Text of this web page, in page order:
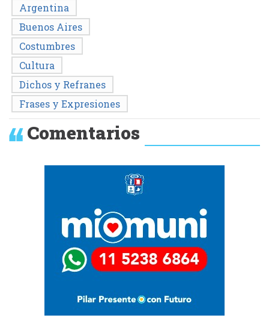
Argentina
Buenos Aires
Costumbres
Cultura
Dichos y Refranes
Frases y Expresiones
Comentarios